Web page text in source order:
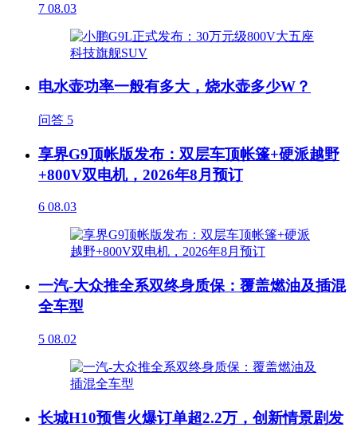
7 08.03
电水壶功率一般有多大，烧水壶多少W？
问答 5
享界G9顶帐版发布：双层车顶帐篷+硬派越野
+800V双电机，2026年8月预订
6 08.03
一汽-大众推全系双终身质保：覆盖燃油及插混
全车型
5 08.02
长城H10预售火爆订单超2.2万，创新情景剧发